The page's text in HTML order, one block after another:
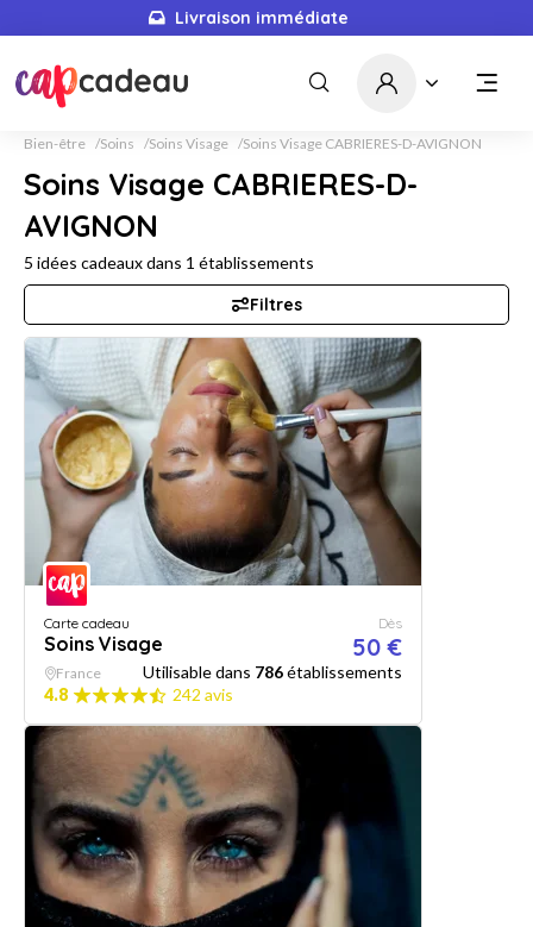
Livraison immédiate
Bien-être Soins Soins Visage Soins Visage CABRIERES-D-AVIGNON
Soins Visage CABRIERES-D-
AVIGNON
5 idées cadeaux dans 1 établissements
Filtres
Carte cadeau
Soins Visage
Dès
50 €
France Utilisable dans 786établissements
4.8
242 avis